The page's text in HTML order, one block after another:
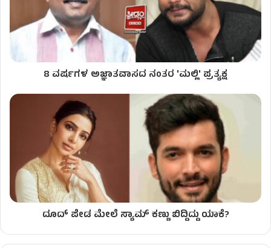
8 ವರ್ಷಗಳ ಅಜ್ಞಾತವಾಸದ ನಂತರ 'ಮಲ್ಲಿ' ಪ್ರತ್ಯಕ್ಷ
ದೂದ್ ಪೇಡ ಮೇಲೆ ಸ್ಯಾಮ್ ಕಣ್ಣು ಬಿದ್ದಿದ್ದು ಯಾಕೆ?